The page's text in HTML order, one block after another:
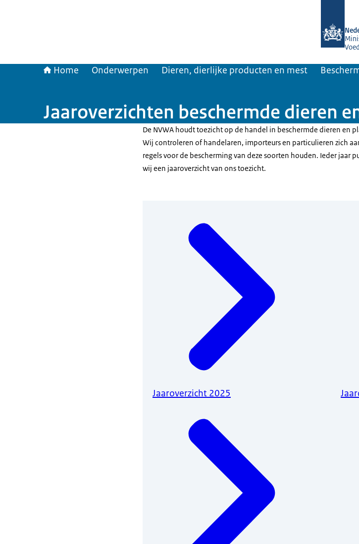
Home Onderwerpen Dieren, dierlijke producten en mest
Jaaroverzichten beschermde dieren
De NVWA houdt toezicht op de handel in beschermde dieren en
Wij controleren of handelaren, importeurs en particulieren zich
regels voor de bescherming van deze soorten houden. Ieder jaar
wij een jaaroverzicht van ons toezicht.
Jaaroverzicht 2025